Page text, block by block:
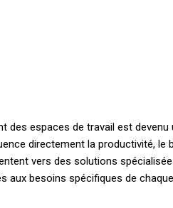
des espaces de travail est devenu
directement la productivité, le
vers des solutions
aux besoins spécifiques de